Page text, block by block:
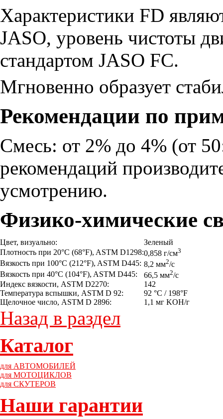
Характеристики FD
JASO, уровень чистоты
стандартом JASO FC.
Мгновенно образует
Рекомендации по
Смесь: от 2% до 4% (от
рекомендаций
усмотрению.
Физико-химические
Цвет, визуально:
Зеленый
Плотность при 20°C (68°F), ASTM D1298:0,858 г/см3
Вязкость при 100°C (212°F), ASTM D445: 8,2 мм2/с
Вязкость при 40°C (104°F), ASTM D445:
66,5 мм2/с
Индекс вязкости, ASTM D2270:
142
Температура вспышки, ASTM D 92:
92 °C / 198°F
Щелочное число, ASTM D 2896:
1,1 мг KOH/г
Назад в раздел
Каталог
для АВТОМОБИЛЕЙ
для МОТОЦИКЛОВ
для СКУТЕРОВ
Наши гарантии